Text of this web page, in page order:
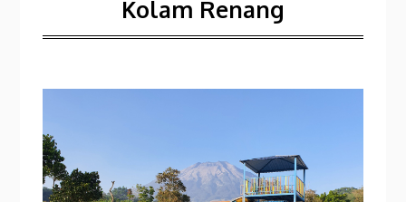
Kolam Renang